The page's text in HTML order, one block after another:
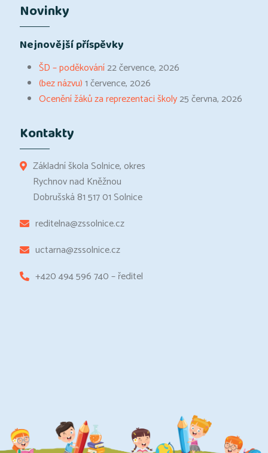
Novinky
Nejnovější příspěvky
ŠD – poděkování22 července, 2026
(bez názvu)1 července, 2026
Ocenění žáků za reprezentaci školy25 června, 2026
Kontakty
Základní škola Solnice, okres
Rychnov nad Kněžnou
Dobrušská 81 517 01 Solnice
reditelna@zssolnice.cz
uctarna@zssolnice.cz
+420 494 596 740 – ředitel